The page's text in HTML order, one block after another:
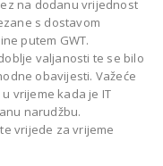
na dodanu vrijednost
s dostavom
putem GWT.
valjanosti te se bilo
obavijesti. Važeće
vrijeme kada je IT
narudžbu.
vrijede za vrijeme